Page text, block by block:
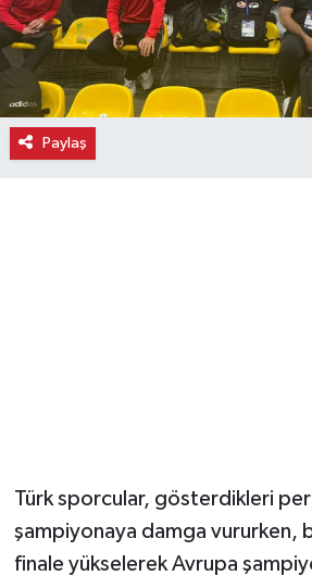
Paylaş
Türk sporcular, gösterdikleri
şampiyonaya damga vururken,
finale yükselerek Avrupa
İlçe Haberleri
Keşfet
Kültür & Sanat
Sokak Hayvanlarını
Sonsöz Özel